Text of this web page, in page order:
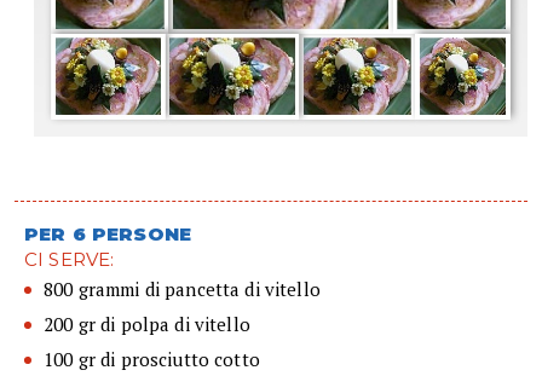
PER 6 PERSONE
CI SERVE:
800 grammi di pancetta di vitello
200 gr di polpa di vitello
100 gr di prosciutto cotto